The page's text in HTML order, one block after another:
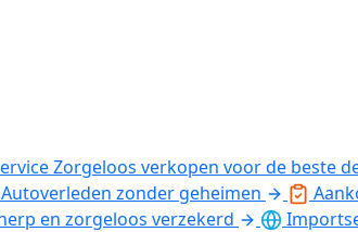
Zorgeloos verkopen voor de beste
Autoverleden zonder geheimen
en zorgeloos verzekerd